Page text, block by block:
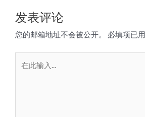
发表评论
您的邮箱地址不会被公开。 必填项已用